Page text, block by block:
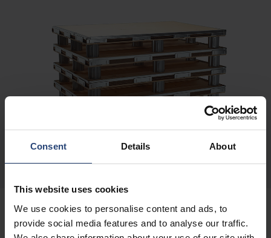
Consent Details About
This website uses cookies
We use cookies to personalise content and ads, to
provide social media features and to analyse our traffic.